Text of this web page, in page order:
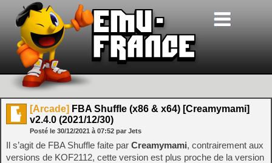
[Arcade] FBA Shuffle (x86 & x64) [Creamymami]
v2.4.0 (2021/12/30)
Posté le 30/12/2021 à 07:52 par Jets
Il s’agit de FBA Shuffle faite par Creamymami, contrairement aux
versions de KOF2112, cette version est plus proche de la version